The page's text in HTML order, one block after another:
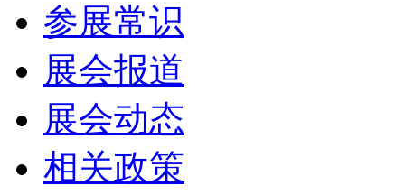
参展常识
展会报道
展会动态
相关政策